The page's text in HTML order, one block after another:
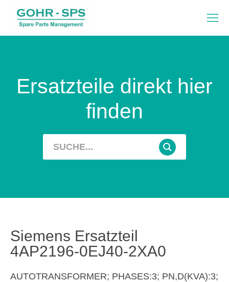
Ersatzteile direkt hier
finden
Siemens Ersatzteil
4AP2196-0EJ40-2XA0
AUTOTRANSFORMER; PHASES:3; PN,D(KVA):3;